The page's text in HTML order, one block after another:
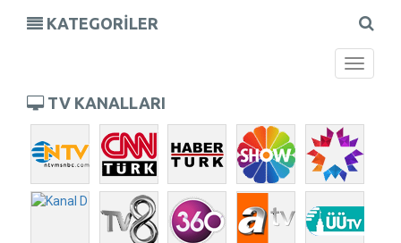
KATEGORİLER
Toggle
TV KANALLARI